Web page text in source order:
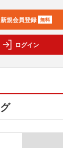
新規会員登録 無料
ログイン